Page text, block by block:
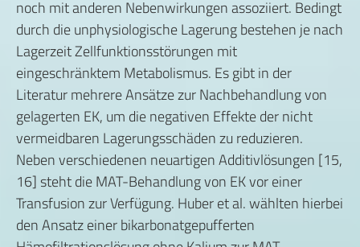
noch mit anderen Nebenwirkungen assoziiert. Bedingt
durch die unphysiologische Lagerung bestehen je nach
Lagerzeit Zellfunktionsstörungen mit
eingeschränktem Metabolismus. Es gibt in der
Literatur mehrere Ansätze zur Nachbehandlung von
gelagerten EK, um die negativen Effekte der nicht
vermeidbaren Lagerungsschäden zu reduzieren.
Neben verschiedenen neuartigen Additivlösungen [15,
16] steht die MAT-Behandlung von EK vor einer
Transfusion zur Verfügung. ­Huber et al. wählten hierbei
den Ansatz einer bikarbonatgepufferten